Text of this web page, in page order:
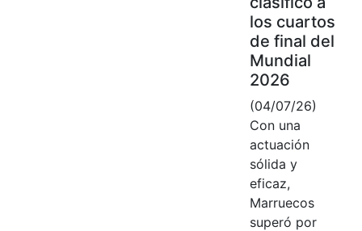
los cuartos
de final del
Mundial
2026
(04/07/26)
Con una
actuación
sólida y
eficaz,
Marruecos
superó por